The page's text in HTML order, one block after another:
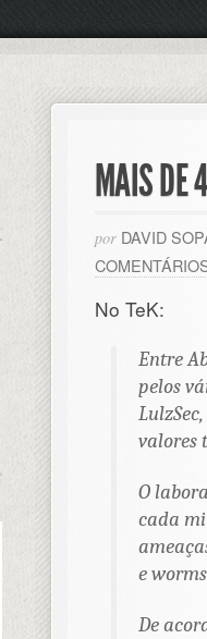
MAIS DE
por DAVID
No TeK:
Entre
pelos
valores
O
cada
eworms
De